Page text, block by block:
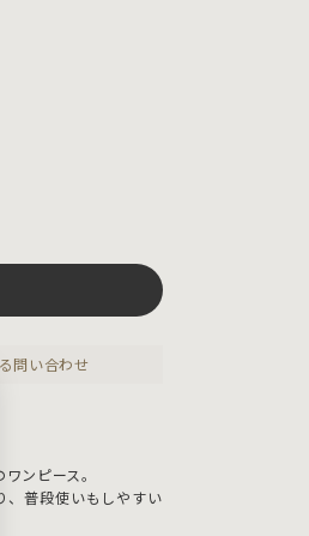
問い合わせ
ンピース。
、普段使いもしやすい